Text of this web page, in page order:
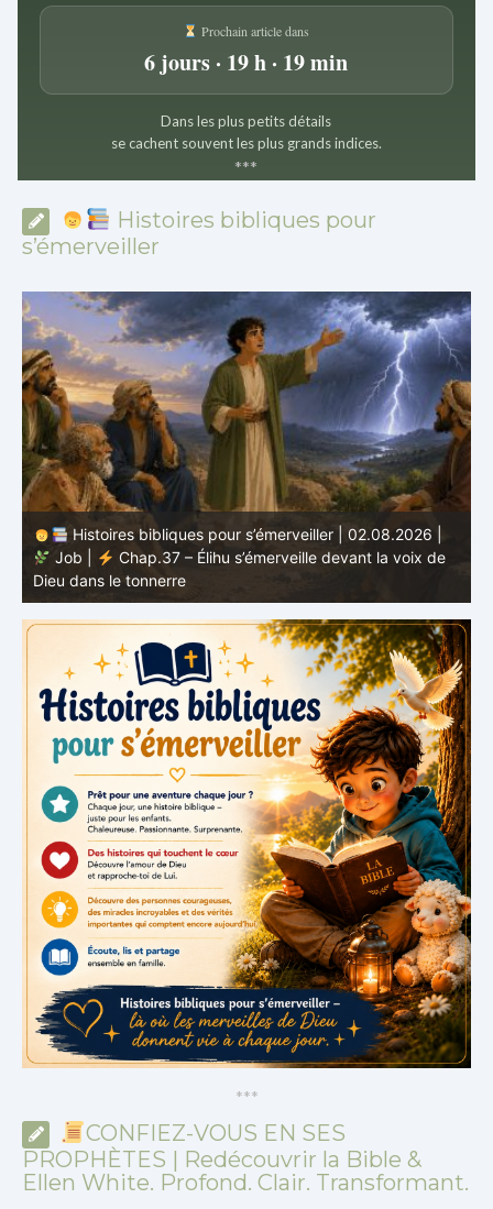
Prochain article dans
6 jours · 19 h · 19 min
Dans les plus petits détails
se cachent souvent les plus grands indices.
***
Histoires bibliques pour
s’émerveiller
Histoires bibliques pour s’émerveiller | 01.08.2026 |
Job |
Chap.36 – Élihu continue de parler de la
grandeur de Dieu
***
CONFIEZ-VOUS EN SES
PROPHÈTES | Redécouvrir la Bible &
Ellen White. Profond. Clair. Transformant.